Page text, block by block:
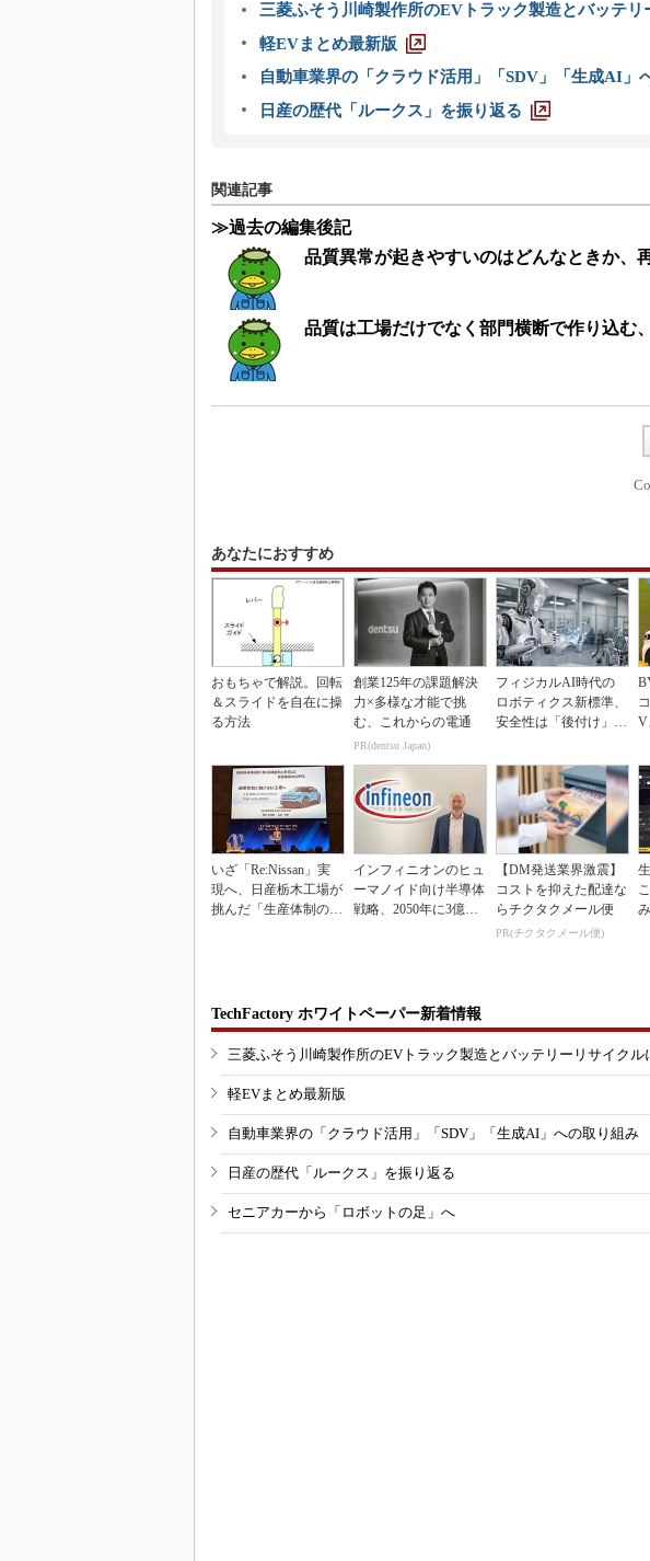
三菱ふそう川崎製作所のEVトラック製造とバッテリ
軽EVまとめ最新版
自動車業界の「クラウド活用」「SDV」「生成AI」
日産の歴代「ルークス」を振り返る
関連記事
≫過去の編集後記
品質異常が起きやすいのはどんなときか、
品質は工場だけでなく部門横断で作り込む
あなたにおすすめ
おもちゃで解説。回転
＆スライドを自在に操
る方法
創業125年の課題解決
力×多様な才能で挑
む、これからの電通
PR(dentsu Japan)
フィジカルAI時代の
ロボティクス新標準、
安全性は「後付け」で
V
いざ「Re:Nissan」実
現へ、日産栃木工場が
挑んだ「生産体制の比
インフィニオンのヒュ
ーマノイド向け半導体
戦略、2050年に3億台
【DM発送業界激震】
コストを抑えた配達な
らチクタクメール便
PR(チクタクメール便)
TechFactory ホワイトペーパー新着情報
三菱ふそう川崎製作所のEVトラック製造とバッテリーリサイクル
軽EVまとめ最新版
自動車業界の「クラウド活用」「SDV」「生成AI」への取り組み
日産の歴代「ルークス」を振り返る
セニアカーから「ロボットの足」へ